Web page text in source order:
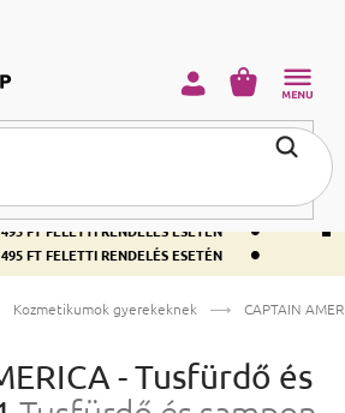
495 FT FELETTI RENDELÉS ESETÉN •
FT FELETTI RENDELÉS ESETÉN •
FT FELETTI RENDELÉS ESETÉN •
KOSÁR
Kozmetikumok gyerekeknek CAPTAIN
- Tusfürdő és